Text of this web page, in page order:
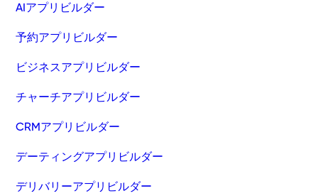
AIアプリビルダー
予約アプリビルダー
ビジネスアプリビルダー
チャーチアプリビルダー
CRMアプリビルダー
デーティングアプリビルダー
デリバリーアプリビルダー